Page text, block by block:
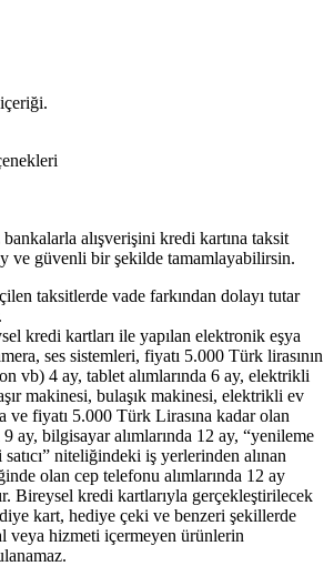
alışverişini kredi kartına taksit
ve güvenli bir şekilde tamamlayabilirsin.
taksitlerde vade farkından dolayı tutar
kredi kartları ile yapılan elektronik eşya
ses sistemleri, fiyatı 5.000 Türk lirasının
vb) 4 ay, tablet alımlarında 6 ay, elektrikli
makinesi, bulaşık makinesi, elektrikli ev
ve fiyatı 5.000 Türk Lirasına kadar olan
ay, bilgisayar alımlarında 12 ay, “yenileme
niteliğindeki iş yerlerinden alınan
olan cep telefonu alımlarında 12 ay
Bireysel kredi kartlarıyla gerçekleştirilecek
kart, hediye çeki ve benzeri şekillerde
veya hizmeti içermeyen ürünlerin